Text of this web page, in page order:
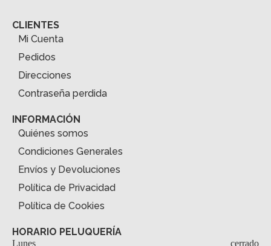
CLIENTES
Mi Cuenta
Pedidos
Direcciones
Contraseña perdida
INFORMACIÓN
Quiénes somos
Condiciones Generales
Envíos y Devoluciones
Política de Privacidad
Política de Cookies
HORARIO PELUQUERÍA
Lunes cerrado